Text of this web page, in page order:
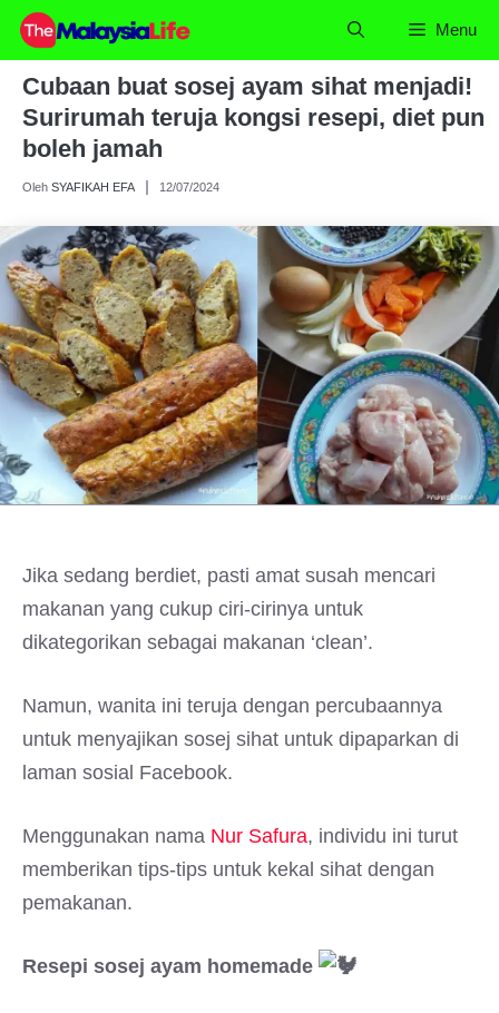
Skip
content
Menu
Cubaan buat sosej ayam sihat menjadi!
Surirumah teruja kongsi resepi, diet pun
boleh jamah
Oleh SYAFIKAH EFA 12/07/2024
Jika sedang berdiet, pasti amat susah mencari
makanan yang cukup ciri-cirinya untuk
dikategorikan sebagai makanan ‘clean’.
Namun, wanita ini teruja dengan percubaannya
untuk menyajikan sosej sihat untuk dipaparkan di
laman sosial Facebook.
Menggunakan nama Nur Safura, individu ini turut
memberikan tips-tips untuk kekal sihat dengan
pemakanan.
Resepi sosej ayam homemade